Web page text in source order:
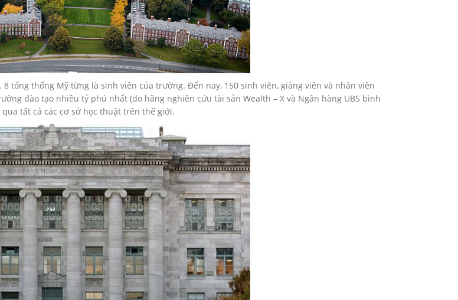
tổng thống Mỹ từng là sinh viên của trường. Đến nay, 150 sinh viên, giảng viên và nhân viên
đào tạo nhiều tỷ phú nhất (do hãng nghiên cứu tài sản Wealth – X và Ngân hàng UBS bình
tất cả các cơ sở học thuật trên thế giới.